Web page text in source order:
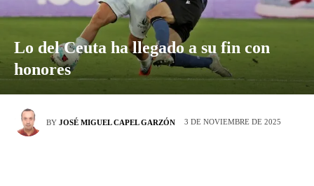
Lo del Ceuta ha llegado a su fin con
honores
BY JOSÉ MIGUEL CAPEL GARZÓN 3 DE NOVIEMBRE DE 2025